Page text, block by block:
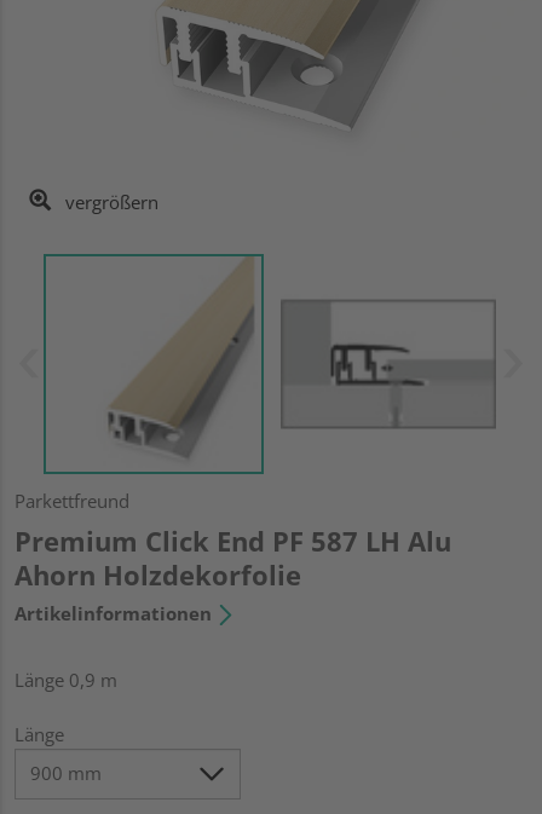
vergrößern
Parkettfreund
Premium Click End PF 587 LH Alu
Ahorn Holzdekorfolie
Artikelinformationen
Länge 0,9 m
Länge